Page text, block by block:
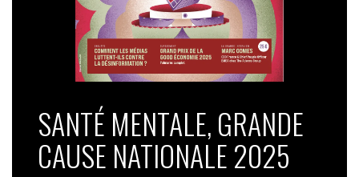
SANTÉ MENTALE, GRANDE
CAUSE NATIONALE 2025